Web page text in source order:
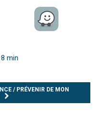
min
/ PRÉVENIR DE MON